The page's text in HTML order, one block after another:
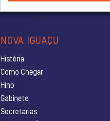
NOVA IGUAÇU
História
Como Chegar
Hino
Gabinete
Secretarias